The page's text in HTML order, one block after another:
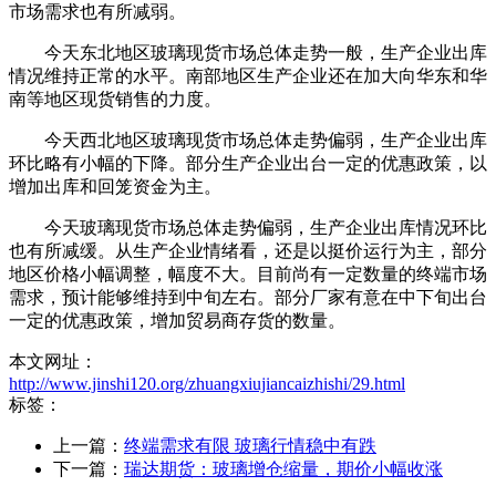
市场需求也有所减弱。
今天东北地区玻璃现货市场总体走势一般，生产企业出库
情况维持正常的水平。南部地区生产企业还在加大向华东和华
南等地区现货销售的力度。
今天西北地区玻璃现货市场总体走势偏弱，生产企业出库
环比略有小幅的下降。部分生产企业出台一定的优惠政策，以
增加出库和回笼资金为主。
今天玻璃现货市场总体走势偏弱，生产企业出库情况环比
也有所减缓。从生产企业情绪看，还是以挺价运行为主，部分
地区价格小幅调整，幅度不大。目前尚有一定数量的终端市场
需求，预计能够维持到中旬左右。部分厂家有意在中下旬出台
一定的优惠政策，增加贸易商存货的数量。
本文网址：
http://www.jinshi120.org/zhuangxiujiancaizhishi/29.html
标签：
上一篇： 终端需求有限 玻璃行情稳中有跌
下一篇： 瑞达期货：玻璃增仓缩量，期价小幅收涨